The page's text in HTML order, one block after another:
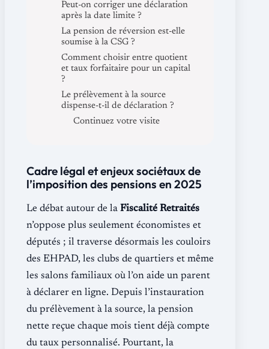
Peut-on corriger une déclaration
après la date limite ?
La pension de réversion est-elle
soumise à la CSG ?
Comment choisir entre quotient
et taux forfaitaire pour un capital
?
Le prélèvement à la source
dispense-t-il de déclaration ?
Continuez votre visite
Cadre légal et enjeux sociétaux de
l’imposition des pensions en 2025
Le débat autour de la Fiscalité Retraités
n’oppose plus seulement économistes et
députés ; il traverse désormais les couloirs
des EHPAD, les clubs de quartiers et même
les salons familiaux où l’on aide un parent
à déclarer en ligne. Depuis l’instauration
du prélèvement à la source, la pension
nette reçue chaque mois tient déjà compte
du taux personnalisé. Pourtant, la